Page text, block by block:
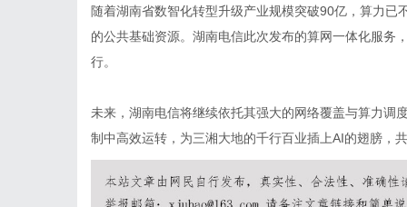
随着湖南省数智化转型升级产业规模突破90亿，算力已
的公共基础资源。湖南电信此次发布的算网一体化服务
行。
未来，湖南电信将继续依托其强大的网络覆盖与算力调
制中高效运转，为三湘大地的千行百业插上AI的翅膀，